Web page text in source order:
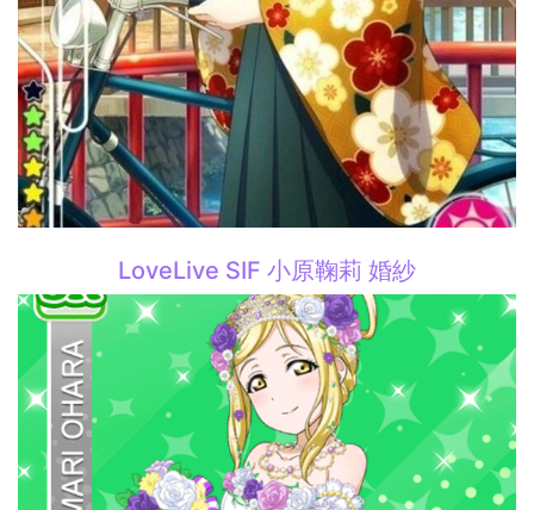
LoveLive SIF 小原鞠莉 婚紗